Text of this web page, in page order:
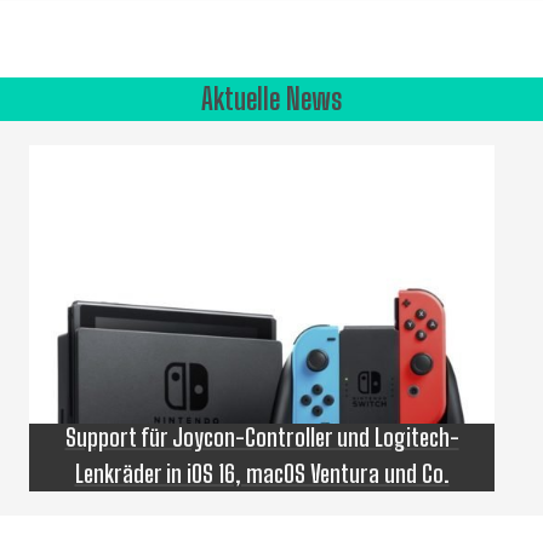
Aktuelle News
Support für Joycon-Controller und Logitech-
Lenkräder in iOS 16, macOS Ventura und Co.